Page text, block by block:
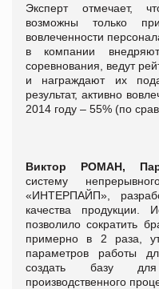
Эксперт отмечает,
возможны только
вовлеченности
в компании
соревнования, ведут
и награждают их
результат, активно
2014 году – 55% (по
Виктор РОМАН,
систему
«ИНТЕРПАЙП»,
качества продукции.
позволило сократить
примерно в 2 раза,
параметров работы
создать базу для
производственного